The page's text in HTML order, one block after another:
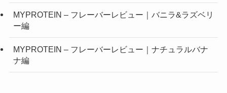
MYPROTEIN – フレーバーレビュー｜バニラ&ラズベリ
ー編
MYPROTEIN – フレーバーレビュー｜ナチュラルバナ
ナ編